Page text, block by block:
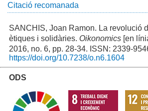
Citació recomanada
SANCHIS, Joan Ramon. La revolució
ètiques i solidàries. Oikonomics[en
2016, no. 6, pp. 28-34. ISSN: 2339-
https://doi.org/10.7238/o.n6.1604
ODS